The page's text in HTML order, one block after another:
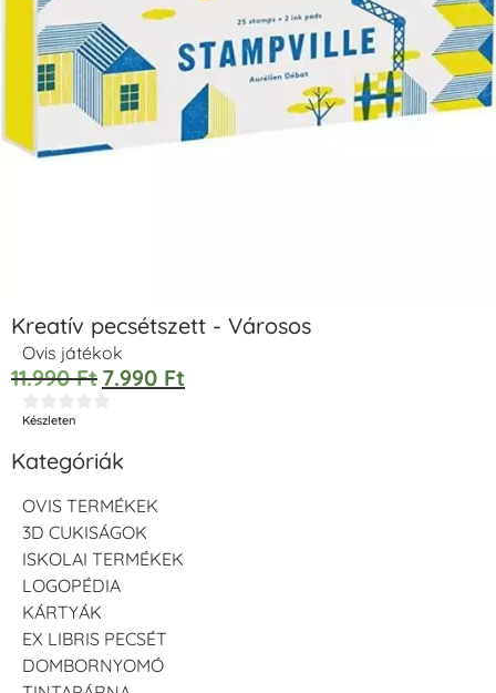
Kreatív pecsétszett - Városos
Ovis játékok
11.990Ft 7.990 Ft
Készleten
Kategóriák
OVIS TERMÉKEK
3D CUKISÁGOK
ISKOLAI TERMÉKEK
LOGOPÉDIA
KÁRTYÁK
EX LIBRIS PECSÉT
DOMBORNYOMÓ